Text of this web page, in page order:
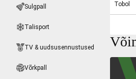
Sulgpall
Talisport
TV & uudsusennustused
Võrkpall
Tobol